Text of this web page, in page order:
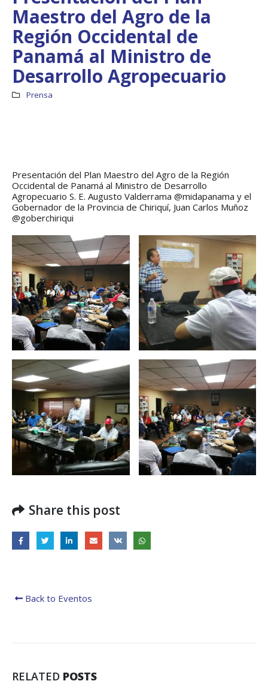
Maestro del Agro de la
Región Occidental de
Panamá al Ministro de
Desarrollo Agropecuario
Prensa
Presentación del Plan Maestro del Agro de la Región
Occidental de Panamá al Ministro de Desarrollo
Agropecuario S. E. Augusto Valderrama @midapanama y el
Gobernador de la Provincia de Chiriquí, Juan Carlos Muñoz
@goberchiriqui
Share this post
Back to Eventos
RELATED POSTS
Estratégico de Gobierno 2025-
2029
27 diciembre, 2024
Presentación de
Avances del proyecto
Soluciones Integrales
de Acceso Universal a
la Energía
Raúl Mulino
6 septiembre, 2024
Encuentro de
Lideresas para
Fortalecimiento
Integral de la
Gobernanza y Derechos